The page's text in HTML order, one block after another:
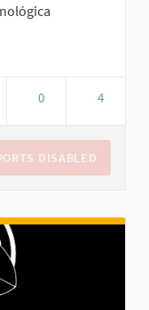
0 4
DISABLED